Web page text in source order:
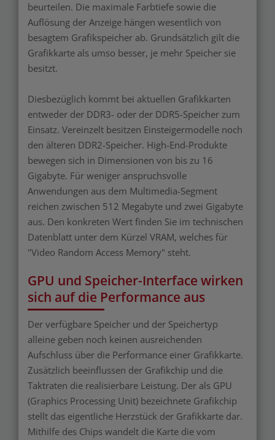
beurteilen. Die maximale Farbtiefe sowie die
Auflösung der Anzeige hängen wesentlich von
besagtem Grafikspeicher ab. Grundsätzlich gilt die
Grafikkarte als umso besser, je mehr Speicher sie
besitzt.
Diesbezüglich kommt bei aktuellen Grafikkarten
entweder der DDR3- oder der DDR5-Speicher zum
Einsatz. Vereinzelt besitzen Einsteigermodelle noch
den älteren DDR2-Speicher. High-End-Produkte
bewegen sich in Dimensionen von bis zu 16
Gigabyte. Für weniger anspruchsvolle
Anwendungen aus dem Multimedia-Segment
reichen zwischen 512 Megabyte und zwei Gigabyte
aus. Den konkreten Wert finden Sie im technischen
Datenblatt unter dem Kürzel VRAM, welches für
"Video Random Access Memory" steht.
GPU und Speicher-Interface wirken
sich auf die Performance aus
Der verfügbare Speicher und der Speichertyp
alleine geben noch keinen ausreichenden
Aufschluss über die Performance einer Grafikkarte.
Zusätzlich beeinflussen der Grafikchip und die
Taktraten die realisierbare Leistung. Der als GPU
(Graphics Processing Unit) bezeichnete Grafikchip
stellt das eigentliche Herzstück der Grafikkarte dar.
Mithilfe des Chips wandelt die Karte die vom